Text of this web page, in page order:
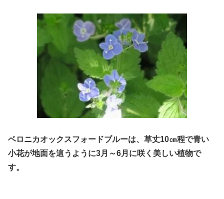
ベロニカオックスフォードブルーは、草丈10㎝程で青い
小花が地面を這うように3月～6月に咲く美しい植物で
す。